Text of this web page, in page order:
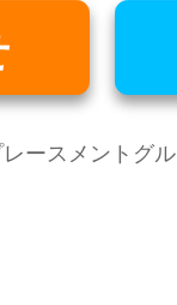
ースメントグ